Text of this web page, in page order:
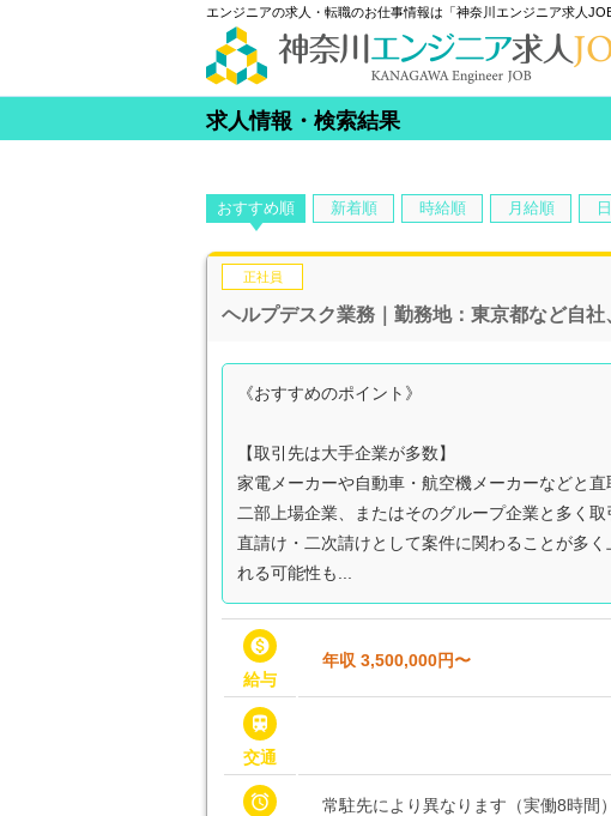
エンジニアの求人・転職のお仕事情報は「神奈川エンジニア求人
求人情報・検索結果
おすすめ順 新着順 時給順 月給順
正社員
ヘルプデスク業務｜勤務地：東京都など自
《おすすめのポイント》
【取引先は大手企業が多数】
家電メーカーや自動車・航空機メーカーなどと直
二部上場企業、またはそのグループ企業と多く取
直請け・二次請けとして案件に関わることが多
れる可能性も...

給与
年収 3,500,000円〜

交通

常駐先により異なります（実働8時間）